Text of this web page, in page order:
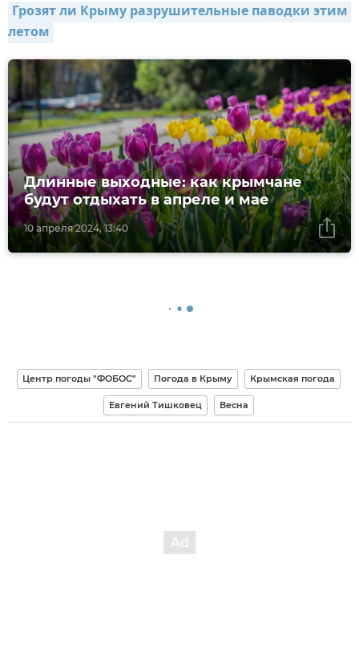
Грозят ли Крыму разрушительные паводки этим
летом
10 апреля 2024, 13:40
Длинные выходные: как крымчане
будут отдыхать в апреле и мае
Центр погоды "ФОБОС" Погода в Крыму Крымская погода
Евгений Тишковец Весна